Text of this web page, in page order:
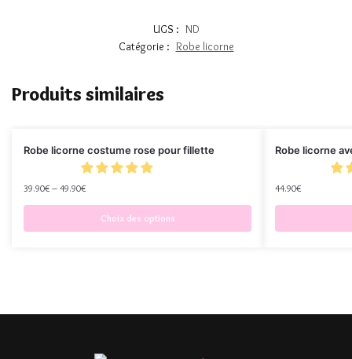
UGS : ND
Catégorie : Robe licorne
Produits similaires
Robe licorne costume rose pour fillette
39.90€ – 49.90€
Choix des options
Robe licorne
44.90€